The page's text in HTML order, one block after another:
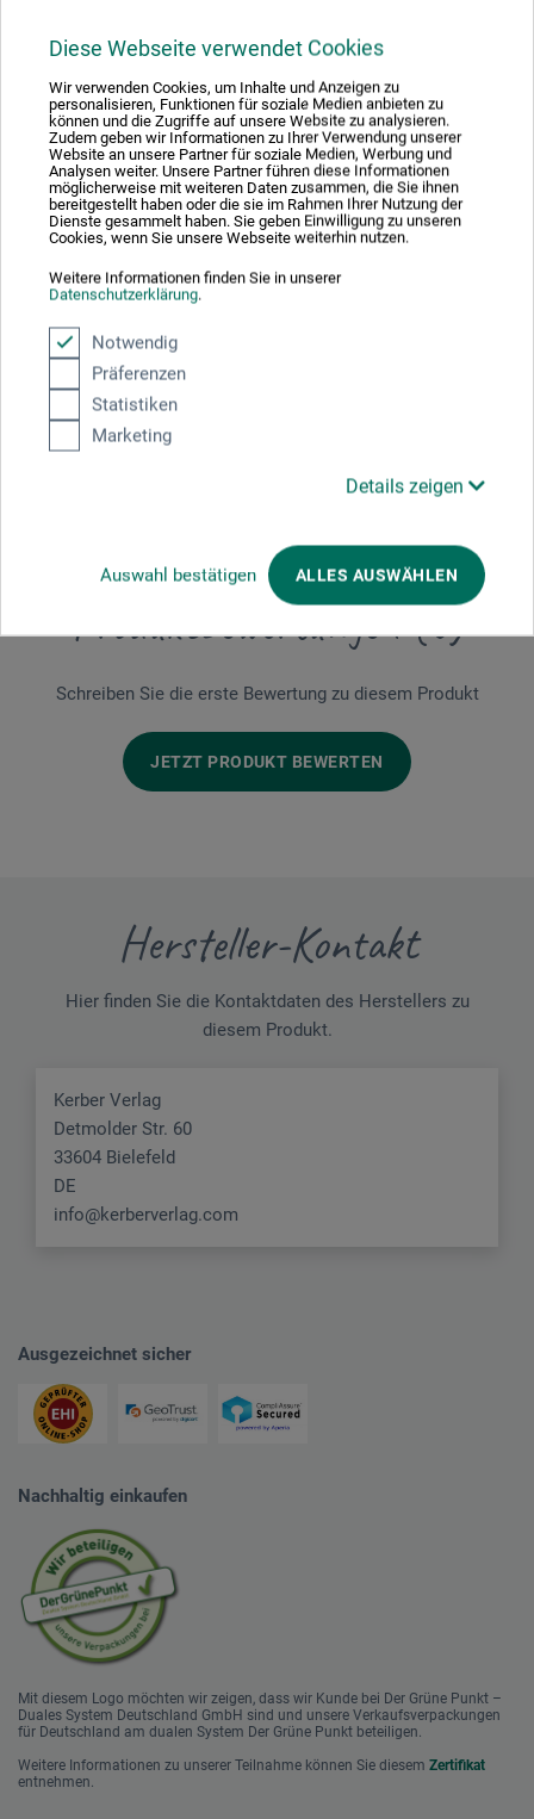
Diese Webseite verwendet Cookies
Wir verwenden Cookies, um Inhalte und Anzeigen zu
personalisieren, Funktionen für soziale Medien anbieten zu
können und die Zugriffe auf unsere Website zu analysieren.
Zudem geben wir Informationen zu Ihrer Verwendung unserer
Website an unsere Partner für soziale Medien, Werbung und
Analysen weiter. Unsere Partner führen diese Informationen
möglicherweise mit weiteren Daten zusammen, die Sie ihnen
bereitgestellt haben oder die sie im Rahmen Ihrer Nutzung der
Dienste gesammelt haben. Sie geben Einwilligung zu unseren
Cookies, wenn Sie unsere Webseite weiterhin nutzen.
Weitere Informationen finden Sie in unserer
Datenschutzerklärung.
Notwendig
Präferenzen
Statistiken
Marketing
Details zeigen
Auswahl bestätigen ALLES AUSWÄHLEN
160 S., zahlr. Abb., 27 x 28 cm, geb., dt./engl., Kerber
Verlag 2025
Produktbewertungen (0)
Schreiben Sie die erste Bewertung zu diesem Produkt
JETZT PRODUKT BEWERTEN
Hersteller-Kontakt
Hier finden Sie die Kontaktdaten des Herstellers zu
diesem Produkt.
Kerber Verlag
Detmolder Str. 60
33604 Bielefeld
DE
info@kerberverlag.com
Ausgezeichnet sicher
Nachhaltig einkaufen
Mit diesem Logo möchten wir zeigen, dass wir Kunde bei Der Grüne Punkt –
Duales System Deutschland GmbH sind und unsere Verkaufsverpackungen
für Deutschland am dualen System Der Grüne Punkt beteiligen.
Weitere Informationen zu unserer Teilnahme können Sie diesem Zertifikat
entnehmen.